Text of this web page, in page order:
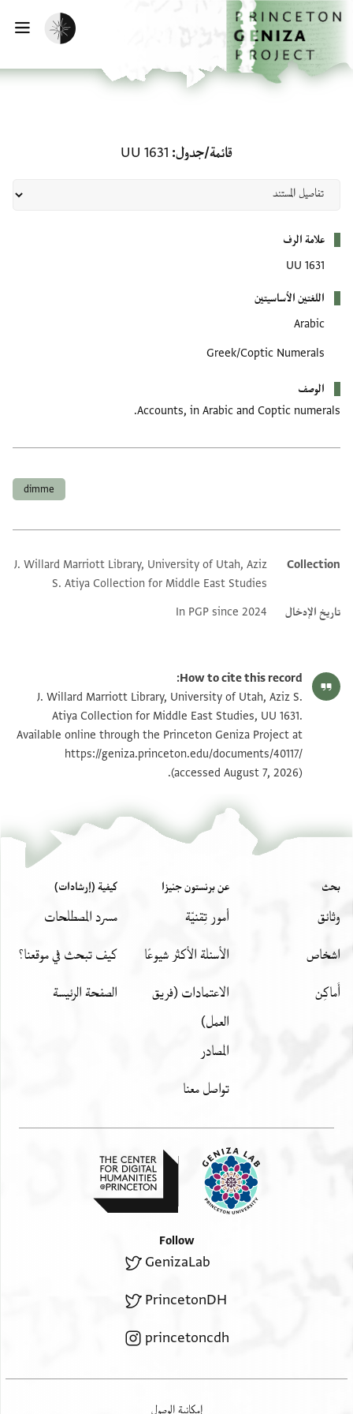
تخطي إلى المحتوى الرئيسي
الصفحة الرئيسية
تفعيل الوضع المظلم
قائمة/جدول UU 1631
علامة الرف
UU 1631
اللغتين الأساسيتين
Arabic
Greek/Coptic Numerals
الوصف
Accounts, in Arabic and Coptic numerals.
dimme
Additional metadata
Collection
J. Willard Marriott Library, University of Utah, Aziz
S. Atiya Collection for Middle East Studies
تاريخ الإدخال
In PGP since 2024
How to cite this record:
J. Willard Marriott Library, University of Utah, Aziz S.
Atiya Collection for Middle East Studies, UU 1631.
Available online through the Princeton Geniza Project at
https://geniza.princeton.edu/documents/40117/
(accessed August 7, 2026).
بحث
وثائق
اشخاص
أَماكِن
عن برنستون جنيزا
أمور تِقنيّة
الأسئلة الأكثر شيوعًا
الاعتمادات (فريق
العمل)
المصادر
تواصل معنا
كيفية (إرشادات)
مسرد المصطلحات
كيف تبحث في موقعنا؟
الصفحة الرئيسة
Follow
GenizaLab
PrincetonDH
princetoncdh
إمكانية الوصول